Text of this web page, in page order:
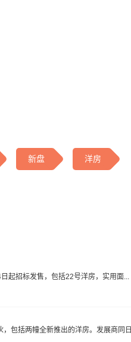
新盘 洋房
起招标发售，包括22号洋房，实用面...
包括两幢全新推出的洋房。发展商同日